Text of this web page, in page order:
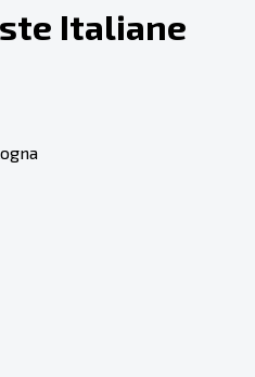
Italiane